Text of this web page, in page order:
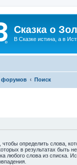
Сказка о
В Сказке истина, а в
форумов Поиск
, чтобы определить слова,
в результатах быть
любого слова из списка.